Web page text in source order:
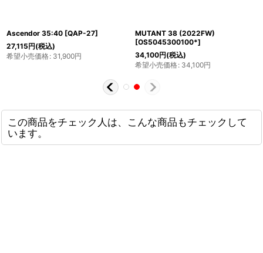
Ascendor 35:40 [QAP-27]
27,115円(税込)
希望小売価格: 31,900円
MUTANT 38 (2022FW)
[OS5045300100*]
34,100円(税込)
希望小売価格: 34,100円
この商品をチェック人は、こんな商品もチェックして
います。